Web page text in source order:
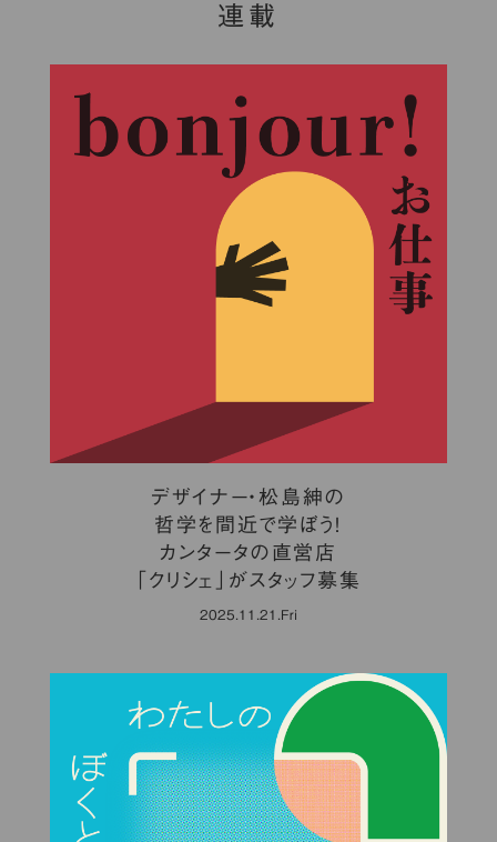
連載
デザイナー・松島紳の
哲学を間近で学ぼう！
カンタータの直営店
「クリシェ」がスタッフ募集
2025.11.21.Fri